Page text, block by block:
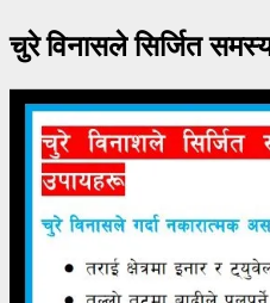
चुरे विनासले सिर्जित